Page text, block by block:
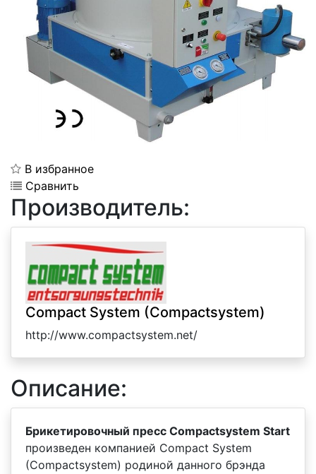
В избранное
Сравнить
Производитель:
Compact System (Compactsystem)
http://www.compactsystem.net/
Описание:
Брикетировочный пресс Compactsystem Start
произведен компанией Compact System
(Compactsystem) родиной данного брэнда